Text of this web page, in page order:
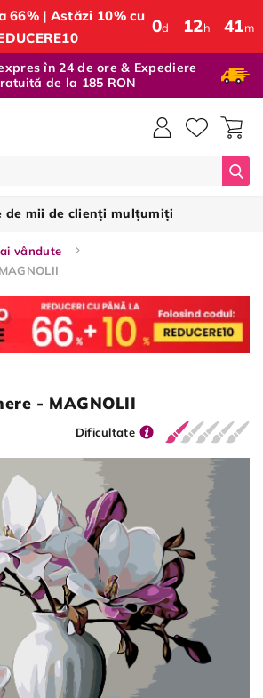
66% | Astăzi 10% cu 0d 12h 41m
în 24 de ore & Expediere
de la 185 RON
de mii de clienți mulțumiți
vândute
- MAGNOLII
Dificultate